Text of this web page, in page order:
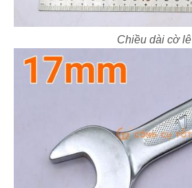
Chiều dài cờ lê